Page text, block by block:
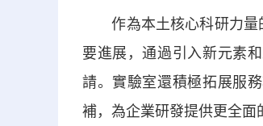
作為本土核心科研力量
要進展，通過引入新元素
請。實驗室還積極拓展服
補，為企業研發提供更全面